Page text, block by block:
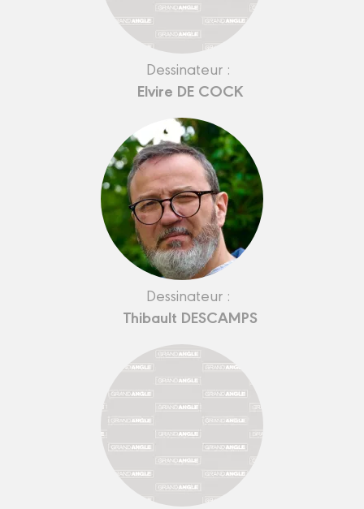
Dessinateur :
Elvire DE COCK
Dessinateur :
Thibault DESCAMPS